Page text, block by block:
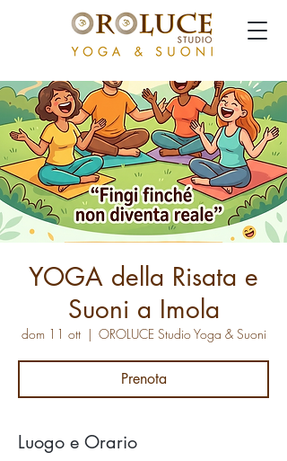
YOGA della Risata e
Suoni a Imola
dom 11 ott
  |
OROLUCE Studio Yoga & Suoni
Prenota
Luogo e Orario